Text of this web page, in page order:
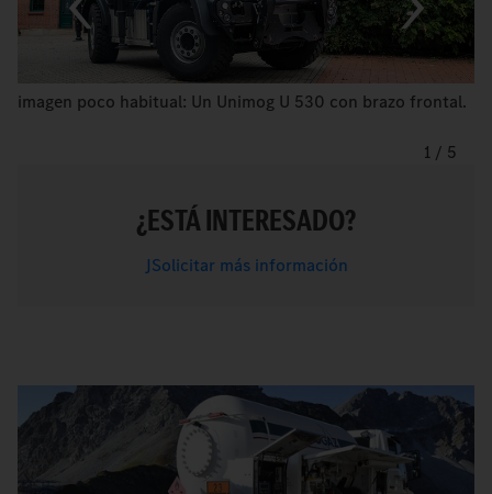
imagen poco habitual: Un Unimog U 530 con brazo frontal.
1 / 5
¿ESTÁ INTERESADO?
JSolicitar más información